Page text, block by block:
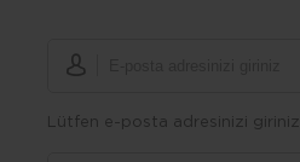
Lütfen e-posta adresinizi giriniz